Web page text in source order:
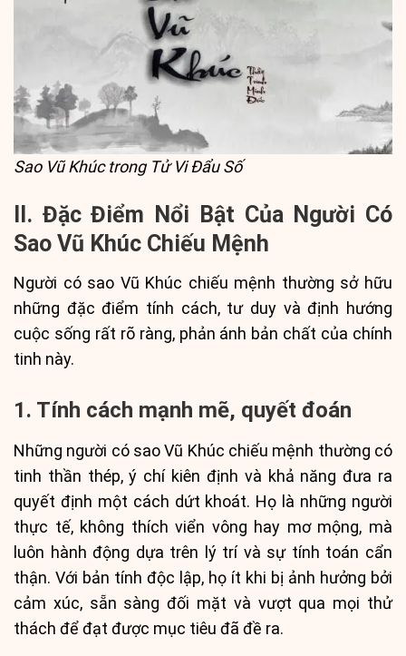
Sao Vũ Khúc trong Tử Vi Đẩu Số
II. Đặc Điểm Nổi Bật Của Người Có
Sao Vũ Khúc Chiếu Mệnh
Người có sao Vũ Khúc chiếu mệnh thường sở hữu
những đặc điểm tính cách, tư duy và định hướng
cuộc sống rất rõ ràng, phản ánh bản chất của chính
tinh này.
1. Tính cách mạnh mẽ, quyết đoán
Những người có sao Vũ Khúc chiếu mệnh thường có
tinh thần thép, ý chí kiên định và khả năng đưa ra
quyết định một cách dứt khoát. Họ là những người
thực tế, không thích viển vông hay mơ mộng, mà
luôn hành động dựa trên lý trí và sự tính toán cẩn
thận. Với bản tính độc lập, họ ít khi bị ảnh hưởng bởi
cảm xúc, sẵn sàng đối mặt và vượt qua mọi thử
thách để đạt được mục tiêu đã đề ra.